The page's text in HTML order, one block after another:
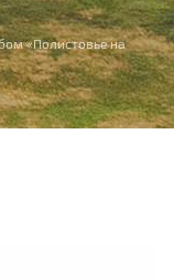
«Полистовье на